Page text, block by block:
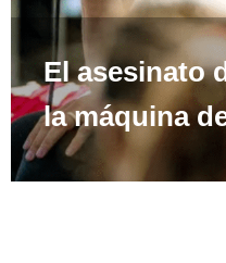
El asesinato
la máquina